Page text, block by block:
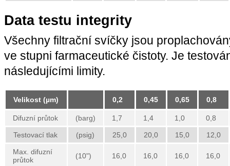
Data testu integrity
Všechny filtrační svíčky jsou
ve stupni farmaceutické čistoty. Je
následujícími limity.
Velikost (µm) 0,2 0,45 0,65 0,8
Difuzní průtok (barg) 1,7 1,4 1,0 0,8
Testovací tlak (psig) 25,0 20,0 15,0 12,0
Max. difuzní
průtok
(10") 16,0 16,0 16,0 16,0